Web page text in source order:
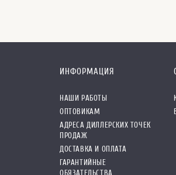
ИНФОРМАЦИЯ
НАШИ РАБОТЫ
ОПТОВИКАМ
АДРЕСА ДИЛЛЕРСКИХ ТОЧЕК
ПРОДАЖ
ДОСТАВКА И ОПЛАТА
ГАРАНТИЙНЫЕ
ОБЯЗАТЕЛЬСТВА